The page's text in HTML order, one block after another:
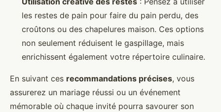
les restes de pain pour faire du pain perdu, des
croûtons ou des chapelures maison. Ces options
non seulement réduisent le gaspillage, mais
enrichissent également votre répertoire culinaire.
En suivant ces recommandations précises, vous
assurerez un mariage réussi ou un événement
mémorable où chaque invité pourra savourer son